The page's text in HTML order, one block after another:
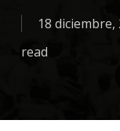
18 diciembre,
read